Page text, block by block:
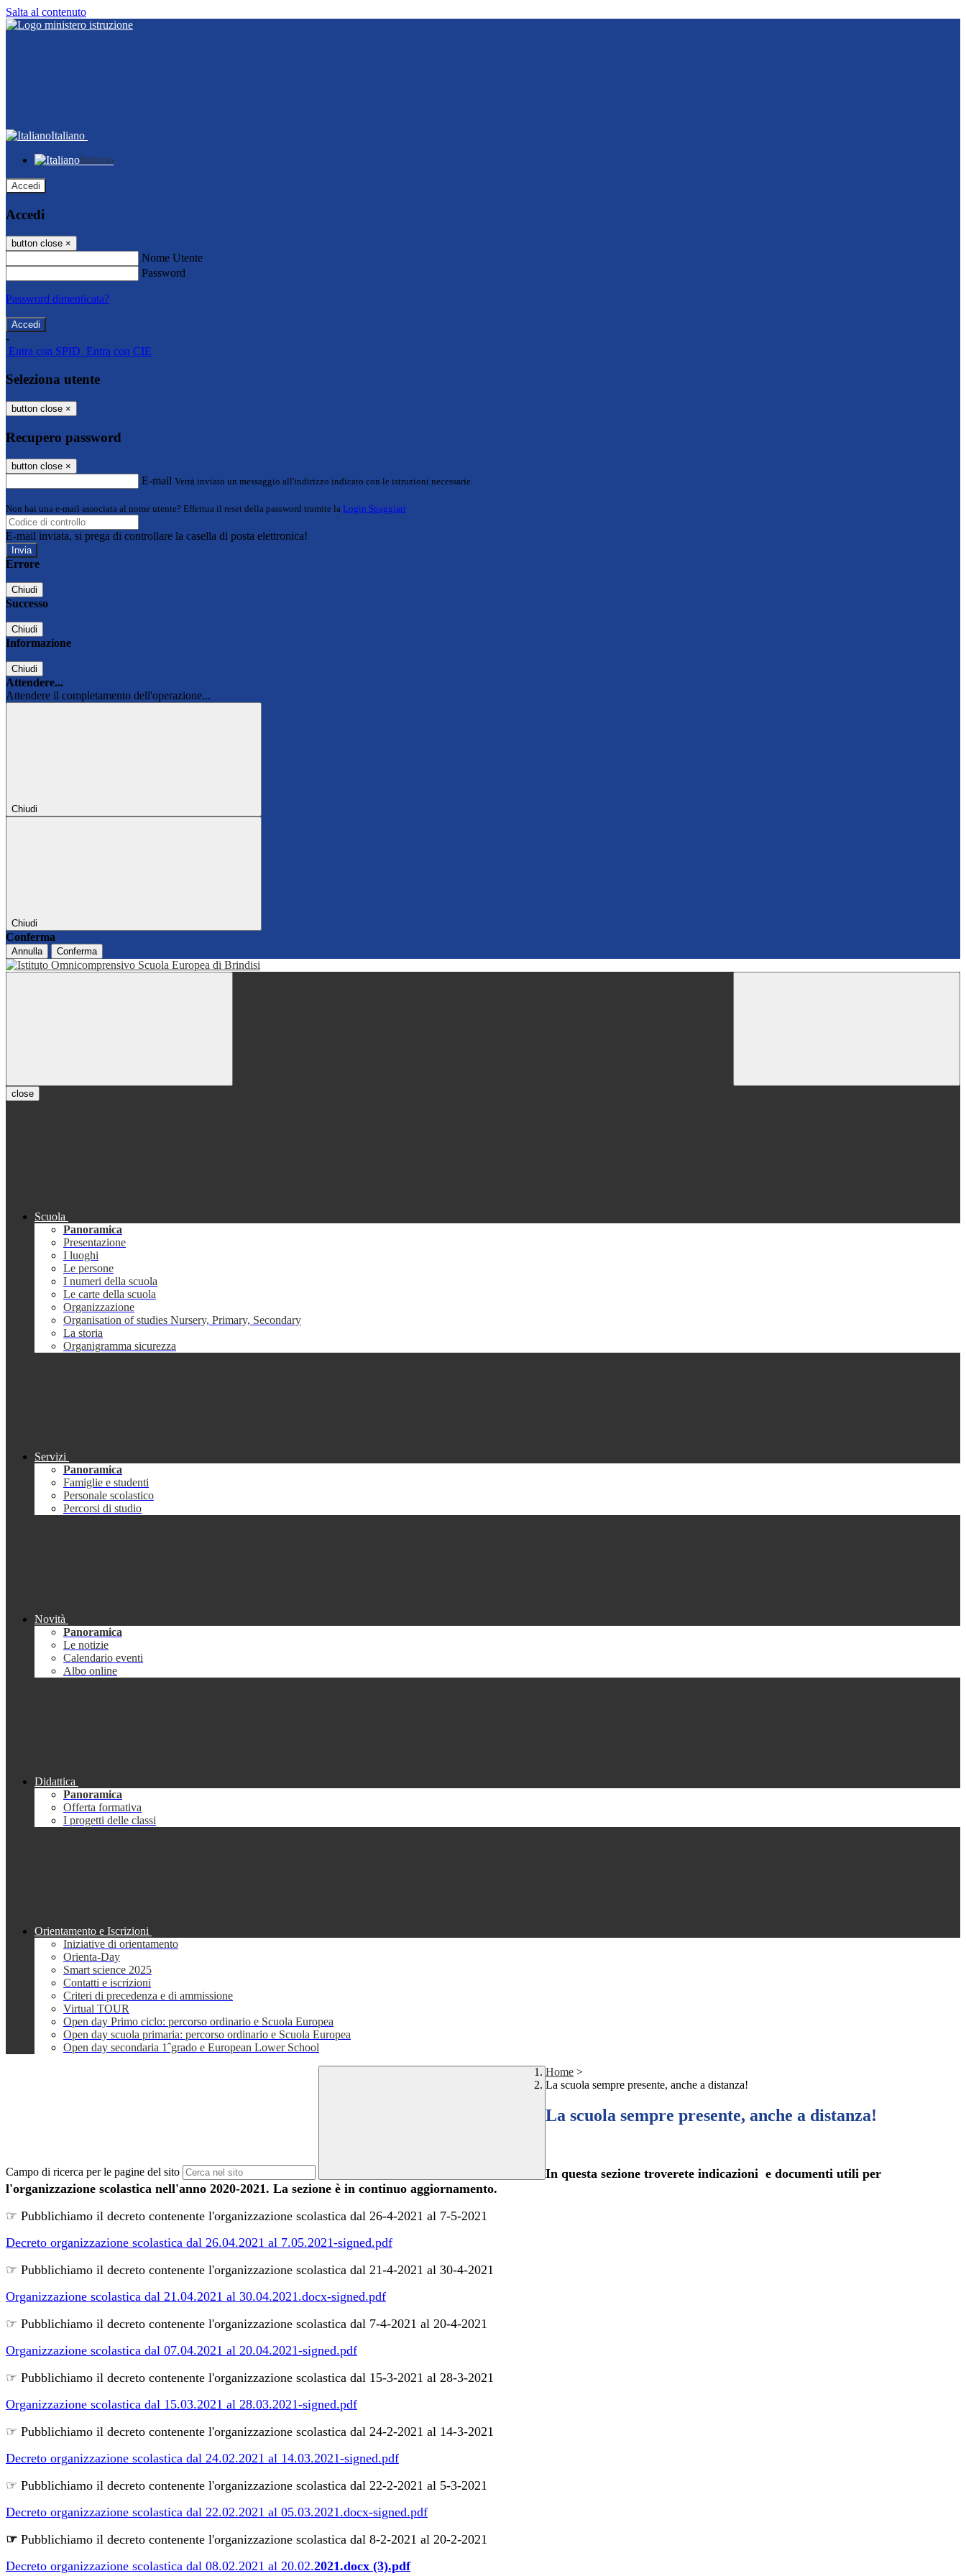
Salta al contenuto
Italiano
Italiano
Accedi
Accedi
button close ×
Nome Utente
Password
Password dimenticata?
-
Entra con SPID Entra con CIE
Seleziona utente
button close ×
Recupero password
button close ×
E-mail Verrà inviato un messaggio all'indirizzo indicato con le istruzioni necessarie.
Non hai una e-mail associata al nome utente? Effettua il reset della password tramite la Login Spaggiari
E-mail inviata, si prega di controllare la casella di posta elettronica!
Errore
Chiudi
Successo
Chiudi
Informazione
Chiudi
Attendere...
Attendere il completamento dell'operazione...
Chiudi
Chiudi
Conferma
Annulla Conferma
close
Scuola
Panoramica
Presentazione
I luoghi
Le persone
I numeri della scuola
Le carte della scuola
Organizzazione
Organisation of studies Nursery, Primary, Secondary
La storia
Organigramma sicurezza
Servizi
Panoramica
Famiglie e studenti
Personale scolastico
Percorsi di studio
Novità
Panoramica
Le notizie
Calendario eventi
Albo online
Didattica
Panoramica
Offerta formativa
I progetti delle classi
Orientamento e Iscrizioni
Iniziative di orientamento
Orienta-Day
Smart science 2025
Contatti e iscrizioni
Criteri di precedenza e di ammissione
Virtual TOUR
Open day Primo ciclo: percorso ordinario e Scuola Europea
Open day scuola primaria: percorso ordinario e Scuola Europea
Open day secondaria 1ˆgrado e European Lower School
Campo di ricerca per le pagine del sito
Home >
La scuola sempre presente, anche a distanza!
La scuola sempre presente, anche a distanza!
In questa sezione troverete indicazioni e documenti utili per
l'organizzazione scolastica nell'anno 2020-2021. La sezione è in continuo aggiornamento.
☞ Pubblichiamo il decreto contenente l'organizzazione scolastica dal 26-4-2021 al 7-5-2021
Decreto organizzazione scolastica dal 26.04.2021 al 7.05.2021-signed.pdf
☞ Pubblichiamo il decreto contenente l'organizzazione scolastica dal 21-4-2021 al 30-4-2021
Organizzazione scolastica dal 21.04.2021 al 30.04.2021.docx-signed.pdf
☞ Pubblichiamo il decreto contenente l'organizzazione scolastica dal 7-4-2021 al 20-4-2021
Organizzazione scolastica dal 07.04.2021 al 20.04.2021-signed.pdf
☞ Pubblichiamo il decreto contenente l'organizzazione scolastica dal 15-3-2021 al 28-3-2021
Organizzazione scolastica dal 15.03.2021 al 28.03.2021-signed.pdf
☞ Pubblichiamo il decreto contenente l'organizzazione scolastica dal 24-2-2021 al 14-3-2021
Decreto organizzazione scolastica dal 24.02.2021 al 14.03.2021-signed.pdf
☞ Pubblichiamo il decreto contenente l'organizzazione scolastica dal 22-2-2021 al 5-3-2021
Decreto organizzazione scolastica dal 22.02.2021 al 05.03.2021.docx-signed.pdf
☞ Pubblichiamo il decreto contenente l'organizzazione scolastica dal 8-2-2021 al 20-2-2021
Decreto organizzazione scolastica dal 08.02.2021 al 20.02.2021.docx (3).pdf